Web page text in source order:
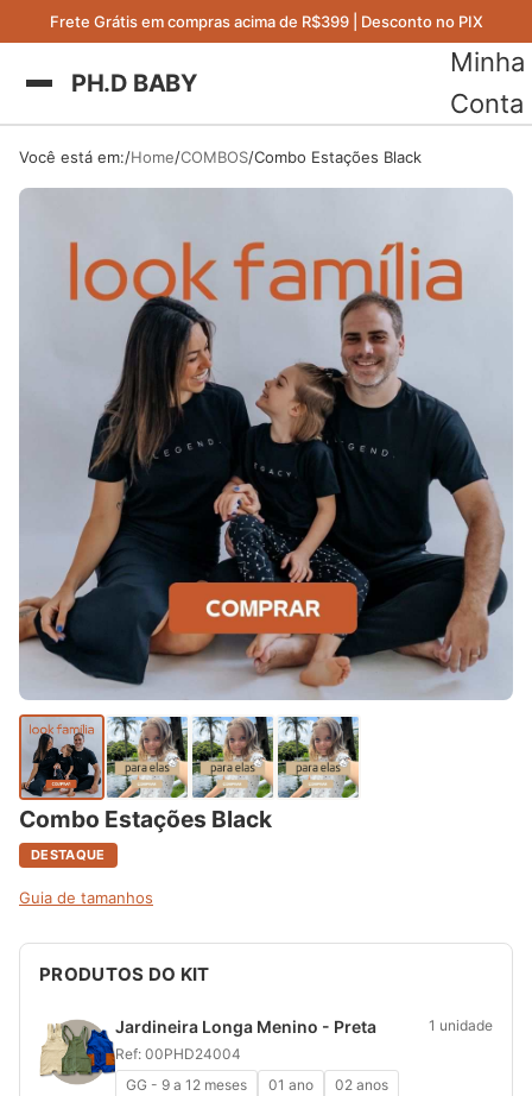
Frete Grátis em compras acima de R$399 | Desconto no PIX
PH.D BABY
Minha
Conta
Você está em: Home COMBOS Combo Estações Black
Combo Estações Black
DESTAQUE
Guia de tamanhos
PRODUTOS DO KIT
Jardineira Longa Menino - Preta
Ref: 00PHD24004
GG - 9 a 12 meses
01 ano 02 anos
1 unidade